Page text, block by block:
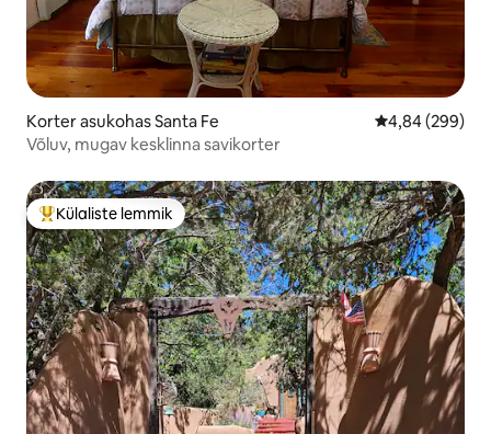
Korter asukohas Santa Fe Keskmine
4,84 (299)
Võluv, mugav kesklinna savikorter
Külaliste suur lemmik
Külaliste lemmik